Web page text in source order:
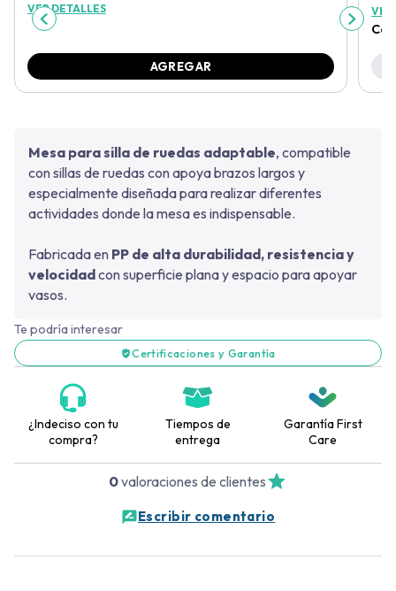
Mesa para silla de ruedas adaptable, compatible
con sillas de ruedas con apoya brazos largos y
especialmente diseñada para realizar diferentes
actividades donde la mesa es indispensable.
Fabricada en PP de alta durabilidad, resistencia y
velocidadcon superficie plana y espacio para apoyar
vasos.
VER DETALLES
AGREGAR
VER
Te podría interesar
Certificaciones y Garantía
¿Indeciso con tu
compra?
Tiempos de
entrega
Garantía First
Care
0valoraciones de clientes
Escribir comentario